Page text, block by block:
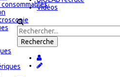
Vidéos